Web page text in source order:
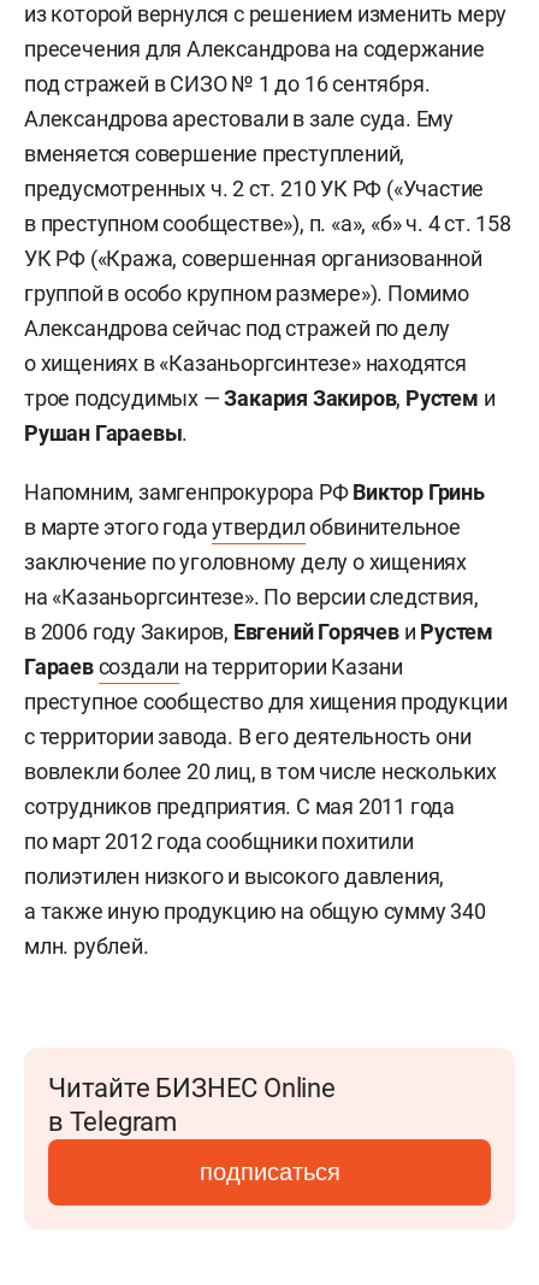
из которой вернулся с решением изменить меру
пресечения для Александрова на содержание
под стражей в СИЗО № 1 до 16 сентября.
Александрова арестовали в зале суда. Ему
вменяется совершение преступлений,
предусмотренных ч. 2 ст. 210 УК РФ («Участие
в преступном сообществе»), п. «а», «б» ч. 4 ст. 158
УК РФ («Кража, совершенная организованной
группой в особо крупном размере»). Помимо
Александрова сейчас под стражей по делу
о хищениях в «Казаньоргсинтезе» находятся
трое подсудимых —Закария Закиров, Рустем и
Рушан Гараевы.
Напомним, замгенпрокурора РФВиктор Гринь
в марте этого годаутвердилобвинительное
заключение по уголовному делу о хищениях
на «Казаньоргсинтезе». По версии следствия,
в 2006 году Закиров, Евгений Горячеви Рустем
Гараевсоздали на территории Казани
преступное сообщество для хищения продукции
с территории завода. В его деятельность они
вовлекли более 20 лиц, в том числе нескольких
сотрудников предприятия. С мая 2011 года
по март 2012 года сообщники похитили
полиэтилен низкого и высокого давления,
а также иную продукцию на общую сумму 340
млн. рублей.
Читайте БИЗНЕС Online
в Telegram
подписаться